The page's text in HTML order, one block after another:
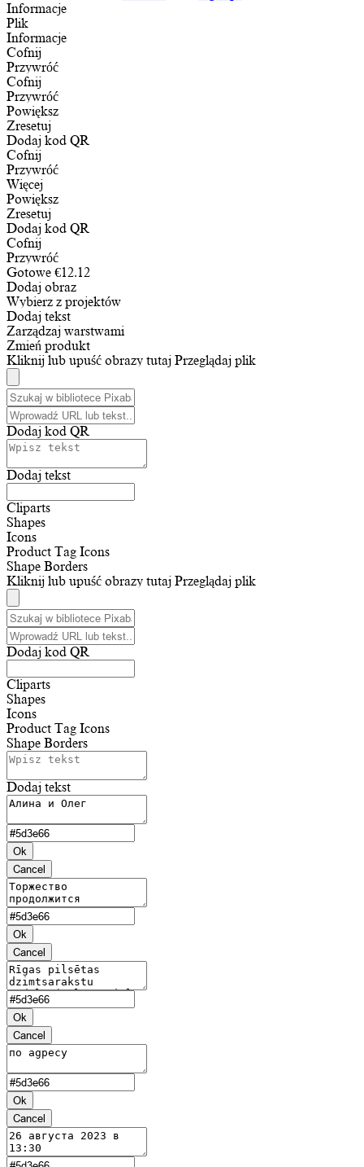
Informacje
Plik
Informacje
Cofnij
Przywróć
Cofnij
Przywróć
Powiększ
Zresetuj
Dodaj kod QR
Cofnij
Przywróć
Więcej
Powiększ
Zresetuj
Dodaj kod QR
Cofnij
Przywróć
Gotowe €12.12
Dodaj obraz
Wybierz z projektów
Dodaj tekst
Zarządzaj warstwami
Zmień produkt
Kliknij lub upuść obrazy tutaj Przeglądaj plik
Dodaj kod QR
Dodaj tekst
Cliparts
Shapes
Icons
Product Tag Icons
Shape Borders
Kliknij lub upuść obrazy tutaj Przeglądaj plik
Dodaj kod QR
Cliparts
Shapes
Icons
Product Tag Icons
Shape Borders
Dodaj tekst
Ok
Cancel
Ok
Cancel
Ok
Cancel
Ok
Cancel